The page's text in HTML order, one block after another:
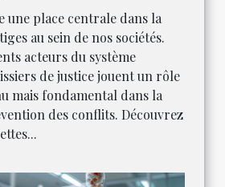
une place centrale dans la
au sein de nos sociétés.
acteurs du système
de justice jouent un rôle
mais fondamental dans la
des conflits. Découvrez